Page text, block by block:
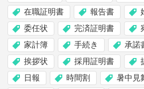
在職証明書
報告書
委任状
完済証明書
家計簿
手続き 承諾
挨拶状
採用証明書
日報
時間割
暑中見